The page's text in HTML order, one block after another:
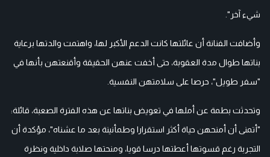
شيء آخر".
وأضافت الفنانة أن عائلتها كانت الدعم الأكبر لها، واهتمت والدتها برعاية
بناتها طوال مدة العقوبة، حتى أخفت عنهن الحقيقة وأقنعتهن بأنها في
"سفر طويل"، حرصا على سلامتهن النفسية.
وتحدثت بطمة عن أملها في تعويض بناتها عن هذه الفترة الصعبة، قائلة:
"أتمنى أن أمنحهن حياة أكثر استقرارا وطمأنينة بعد ما عشناه"، مؤكدة أن
التجربة رغم قسوتها أعطتها درسا قويا، ومنحتها صلابة داخلية ونظرة